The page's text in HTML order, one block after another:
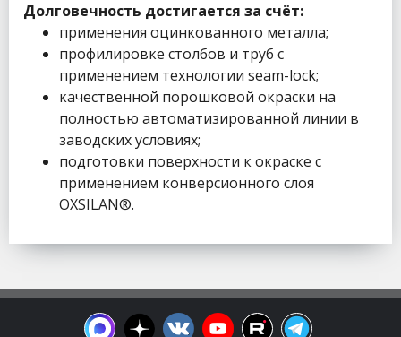
Долговечность достигается за счёт:
применения оцинкованного металла;
профилировке столбов и труб с
применением технологии seam-lock;
качественной порошковой окраски на
полностью автоматизированной линии в
заводских условиях;
подготовки поверхности к окраске с
применением конверсионного слоя
OXSILAN®.